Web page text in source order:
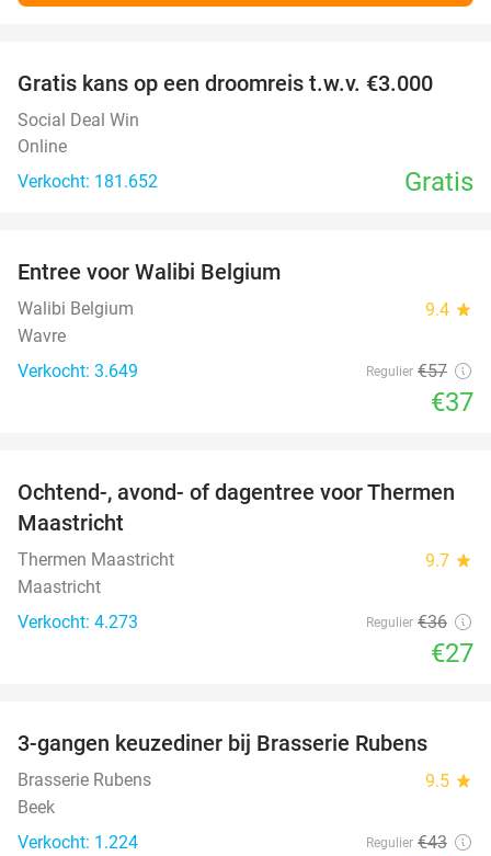
Gratis kans op een droomreis t.w.v. €3.000
Social Deal Win
Online
Verkocht: 181.652
Gratis
Entree voor Walibi Belgium
Walibi Belgium 9.4 star
Wavre
Verkocht: 3.649
Regulier €57
€37
25%
Ochtend-, avond- of dagentree voor Thermen
Maastricht
Thermen Maastricht 9.7 star
Maastricht
Verkocht: 4.273
Regulier €36
€27
42%
3-gangen keuzediner bij Brasserie Rubens
Brasserie Rubens 9.5 star
Beek
Verkocht: 1.224
Regulier €43